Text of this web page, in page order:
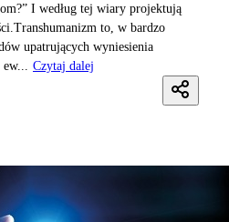
I według tej wiary projektują
to, w bardzo
upatrujących wyniesienia
Czytaj dalej